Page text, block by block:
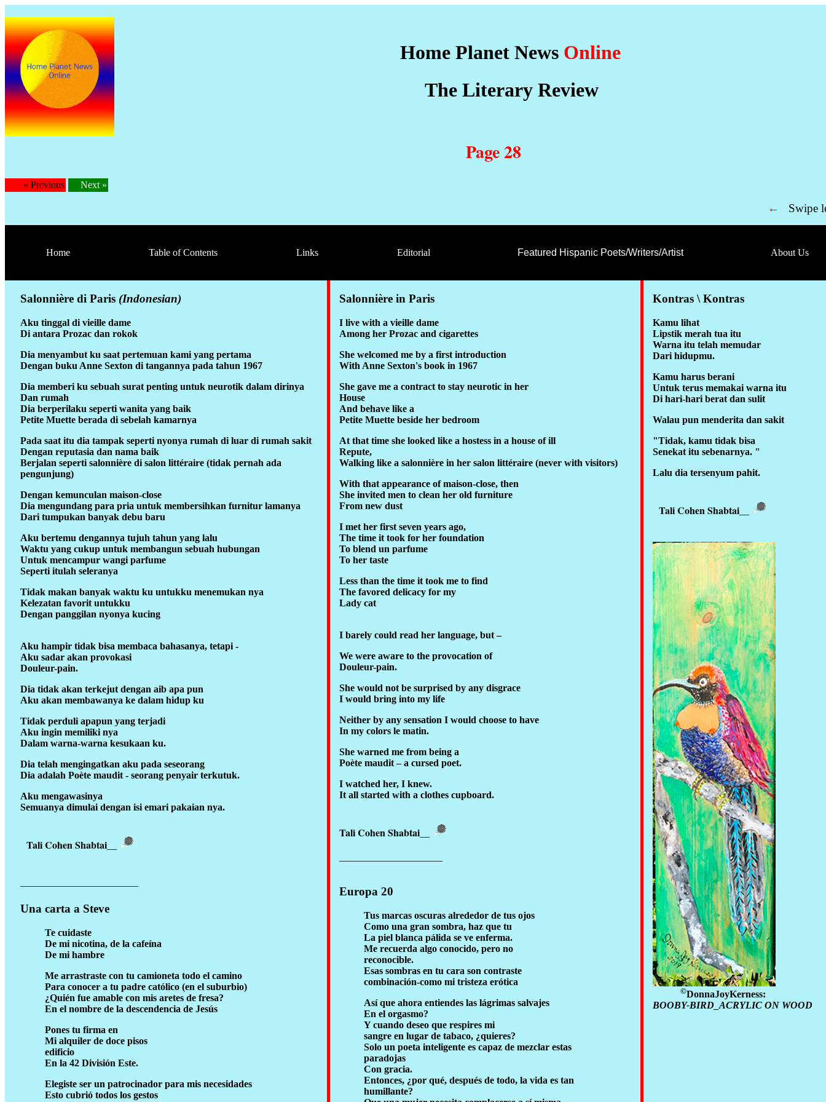
Home Planet News Online
The Literary Review
Page 28
« Previous Next »
←
Home Table of Contents Links Editorial Featured Hispanic Poets/Writers/Artist About Us
Salonnière di Paris (Indonesian)
Aku tinggal di vieille dame
Di antara Prozac dan rokok
Dia menyambut ku saat pertemuan kami yang pertama
Dengan buku Anne Sexton di tangannya pada tahun 1967
Dia memberi ku sebuah surat penting untuk neurotik dalam dirinya
Dan rumah
Dia berperilaku seperti wanita yang baik
Petite Muette berada di sebelah kamarnya
Pada saat itu dia tampak seperti nyonya rumah di luar di rumah sakit
Dengan reputasia dan nama baik
Berjalan seperti salonnière di salon littéraire (tidak pernah ada
pengunjung)
Dengan kemunculan maison-close
Dia mengundang para pria untuk membersihkan furnitur lamanya
Dari tumpukan banyak debu baru
Aku bertemu dengannya tujuh tahun yang lalu
Waktu yang cukup untuk membangun sebuah hubungan
Untuk mencampur wangi parfume
Seperti itulah seleranya
Tidak makan banyak waktu ku untukku menemukan nya
Kelezatan favorit untukku
Dengan panggilan nyonya kucing
Aku hampir tidak bisa membaca bahasanya, tetapi -
Aku sadar akan provokasi
Douleur-pain.
Dia tidak akan terkejut dengan aib apa pun
Aku akan membawanya ke dalam hidup ku
Tidak perduli apapun yang terjadi
Aku ingin memiliki nya
Dalam warna-warna kesukaan ku.
Dia telah mengingatkan aku pada seseorang
Dia adalah Poète maudit - seorang penyair terkutuk.
Aku mengawasinya
Semuanya dimulai dengan isi emari pakaian nya.
Tali Cohen Shabtai
Una carta a Steve
Te cuidaste
De mi nicotina, de la cafeína
De mi hambre
Me arrastraste con tu camioneta todo el camino
Para conocer a tu padre católico (en el suburbio)
¿Quién fue amable con mis aretes de fresa?
En el nombre de la descendencia de Jesús
Pones tu firma en
Mi alquiler de doce pisos
edificio
En la 42 División Este.
Elegiste ser un patrocinador para mis necesidades
Esto cubrió todos los gestos
Salonnière in Paris
I live with a vieille dame
Among her Prozac and cigarettes
She welcomed me by a first introduction
With Anne Sexton's book in 1967
She gave me a contract to stay neurotic in her
House
And behave like a
Petite Muette beside her bedroom
At that time she looked like a hostess in a house of ill
Repute,
Walking like a salonnière in her salon littéraire (never with visitors)
With that appearance of maison-close, then
She invited men to clean her old furniture
From new dust
I met her first seven years ago,
The time it took for her foundation
To blend un parfume
To her taste
Less than the time it took me to find
The favored delicacy for my
Lady cat
I barely could read her language, but –
We were aware to the provocation of
Douleur-pain.
She would not be surprised by any disgrace
I would bring into my life
Neither by any sensation I would choose to have
In my colors le matin.
She warned me from being a
Poète maudit – a cursed poet.
I watched her, I knew.
It all started with a clothes cupboard.
Tali Cohen Shabtai__
Europa 20
Tus marcas oscuras alrededor de tus ojos
Como una gran sombra, haz que tu
La piel blanca pálida se ve enferma.
Me recuerda algo conocido, pero no
reconocible.
Esas sombras en tu cara son contraste
combinación-como mi tristeza erótica
Así que ahora entiendes las lágrimas salvajes
En el orgasmo?
Y cuando deseo que respires mi
sangre en lugar de tabaco, ¿quieres?
Solo un poeta inteligente es capaz de mezclar estas
paradojas
Con gracia.
Entonces, ¿por qué, después de todo, la vida es tan
humillante?
Kontras \ Kontras
Kamu lihat
Lipstik merah tua itu
Warna itu telah memudar
Dari hidupmu.
Kamu harus berani
Untuk terus memakai warna itu
Di hari-hari berat dan sulit
Walau pun menderita dan sakit
"Tidak, kamu tidak bisa
Senekat itu sebenarnya. "
Lalu dia tersenyum pahit.
Tali Cohen Shabtai
©DonnaJoyKerness:
BOOBY-BIRD_ACRYLIC ON WOOD